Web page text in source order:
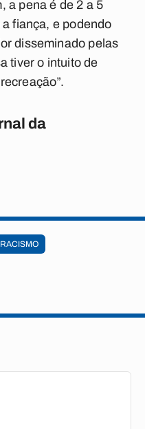
a pena é de 2 a 5
fiança, e podendo
disseminado pelas
tiver o intuito de
da
RACISMO